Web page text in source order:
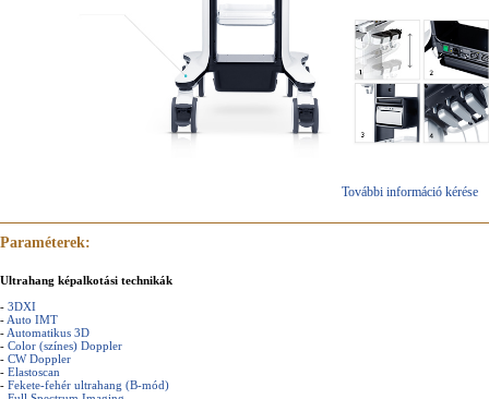
További információ kérése
Paraméterek:
Ultrahang képalkotási technikák
- 3DXI
- Auto IMT
- Automatikus 3D
- Color (színes) Doppler
- CW Doppler
- Elastoscan
- Fekete-fehér ultrahang (B-mód)